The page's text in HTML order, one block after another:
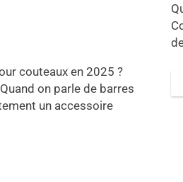
couteaux en 2025 ?
on parle de barres
un accessoire